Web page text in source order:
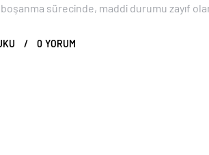
sürecinde, maddi durumu zayıf
0 YORUM